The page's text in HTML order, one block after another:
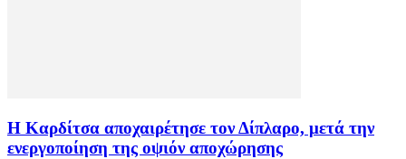
Η Καρδίτσα αποχαιρέτησε τον Δίπλαρο, μετά την
ενεργοποίηση της οψιόν αποχώρησης